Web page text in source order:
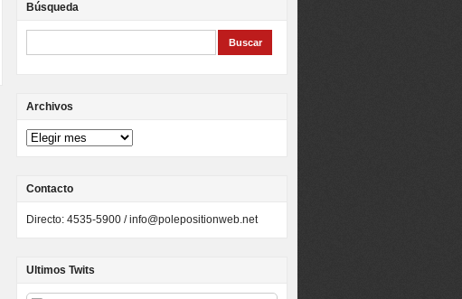
Búsqueda
Archivos
Contacto
Directo: 4535-5900 /info@polepositionweb.net
Ultimos Twits